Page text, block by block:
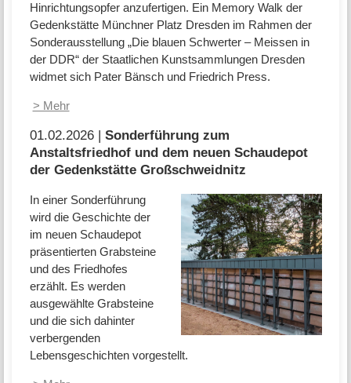
Hinrichtungsopfer anzufertigen. Ein Memory Walk der
Gedenkstätte Münchner Platz Dresden im Rahmen der
Sonderausstellung „Die blauen Schwerter – Meissen in
der DDR“ der Staatlichen Kunstsammlungen Dresden
widmet sich Pater Bänsch und Friedrich Press.
> Mehr
01.02.2026 | Sonderführung zum
Anstaltsfriedhof und dem neuen Schaudepot
der Gedenkstätte Großschweidnitz
In einer Sonderführung
wird die Geschichte der
im neuen Schaudepot
präsentierten Grabsteine
und des Friedhofes
erzählt. Es werden
ausgewählte Grabsteine
und die sich dahinter
verbergenden
Lebensgeschichten vorgestellt.